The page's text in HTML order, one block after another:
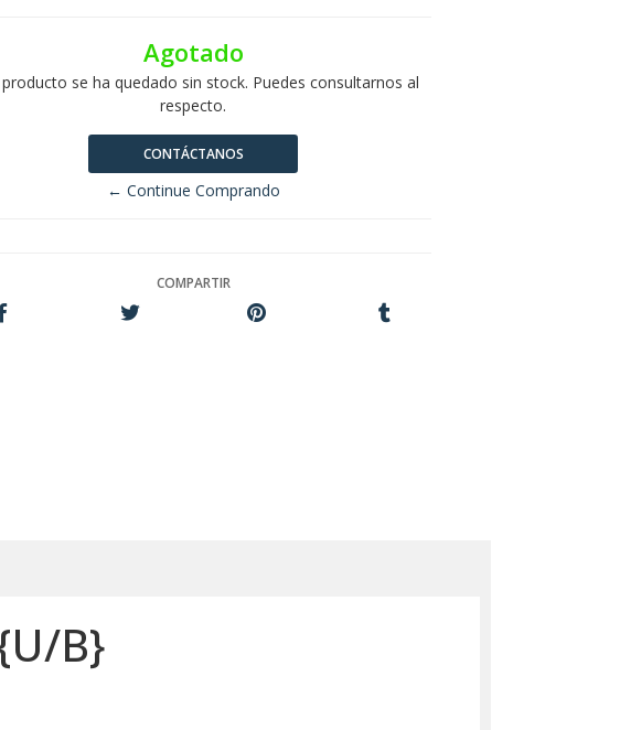
Agotado
producto se ha quedado sin stock. Puedes consultarnos al
respecto.
CONTÁCTANOS
← Continue Comprando
COMPARTIR
B}